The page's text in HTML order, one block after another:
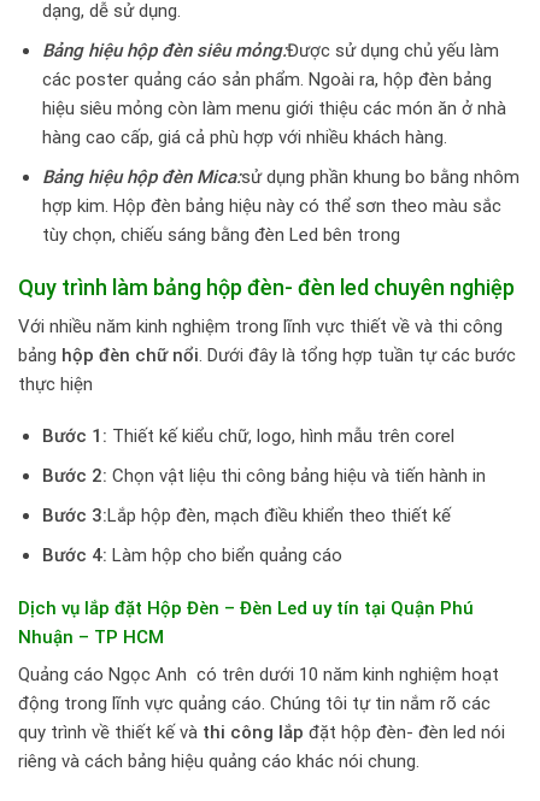
dạng, dễ sử dụng.
Bảng hiệu hộp đèn siêu mỏng:Được sử dụng chủ yếu làm
các poster quảng cáo sản phẩm. Ngoài ra, hộp đèn bảng
hiệu siêu mỏng còn làm menu giới thiệu các món ăn ở nhà
hàng cao cấp, giá cả phù hợp với nhiều khách hàng.
Bảng hiệu hộp đèn Mica:sử dụng phần khung bo bằng nhôm
hợp kim. Hộp đèn bảng hiệu này có thể sơn theo màu sắc
tùy chọn, chiếu sáng bằng đèn Led bên trong
Quy trình làm bảng hộp đèn- đèn led chuyên nghiệp
Với nhiều năm kinh nghiệm trong lĩnh vực thiết về và thi công
bảng hộp đèn chữ nổi. Dưới đây là tổng hợp tuần tự các bước
thực hiện
Bước 1: Thiết kế kiểu chữ, logo, hình mẫu trên corel
Bước 2: Chọn vật liệu thi công bảng hiệu và tiến hành in
Bước 3:Lắp hộp đèn, mạch điều khiển theo thiết kế
Bước 4: Làm hộp cho biển quảng cáo
Dịch vụ lắp đặt Hộp Đèn – Đèn Led uy tín tại Quận Phú
Nhuận – TP HCM
Quảng cáo Ngọc Anh có trên dưới 10 năm kinh nghiệm hoạt
động trong lĩnh vực quảng cáo. Chúng tôi tự tin nắm rõ các
quy trình về thiết kế và thi công lắp đặt hộp đèn- đèn led nói
riêng và cách bảng hiệu quảng cáo khác nói chung.